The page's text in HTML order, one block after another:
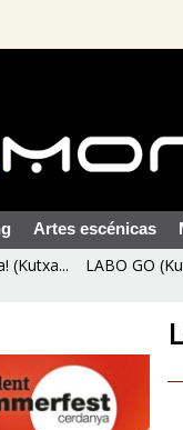
Artes escénicas
(Kutxa... LABO GO